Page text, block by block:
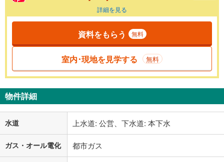
詳細を見る
資料をもらう 無料
室内･現地を見学する 無料
物件詳細
水道 上水道: 公営、下水道: 本下水
ガス・オール電化 都市ガス